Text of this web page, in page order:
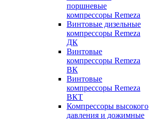
поршневые
компрессоры Remeza
Винтовые дизельные
компрессоры Remeza
ДК
Винтовые
компрессоры Remeza
ВК
Винтовые
компрессоры Remeza
ВКТ
Компрессоры высокого
давления и дожимные